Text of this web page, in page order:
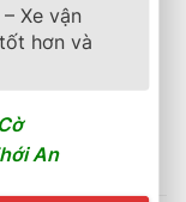
lốp cân bằng
Xe vận
hơn và
An